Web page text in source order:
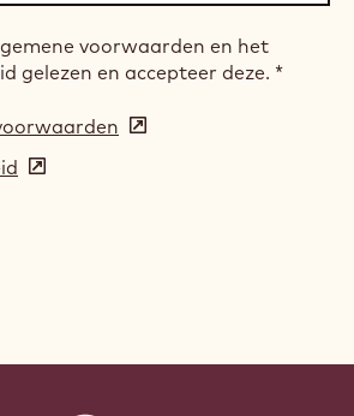
voorwaarden en het
gelezen en accepteer deze. *
(opens
(opens